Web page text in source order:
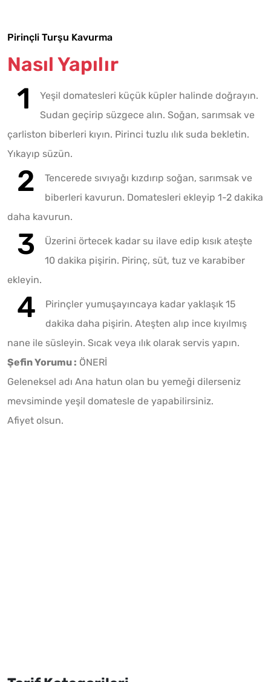
Pirinçli Turşu Kavurma
Nasıl Yapılır
Yeşil domatesleri küçük küpler halinde doğrayın.
Sudan geçirip süzgece alın. Soğan, sarımsak ve
çarliston biberleri kıyın. Pirinci tuzlu ılık suda bekletin.
Yıkayıp süzün.
Tencerede sıvıyağı kızdırıp soğan, sarımsak ve
biberleri kavurun. Domatesleri ekleyip 1-2 dakika
daha kavurun.
Üzerini örtecek kadar su ilave edip kısık ateşte
10 dakika pişirin. Pirinç, süt, tuz ve karabiber
ekleyin.
Pirinçler yumuşayıncaya kadar yaklaşık 15
dakika daha pişirin. Ateşten alıp ince kıyılmış
nane ile süsleyin. Sıcak veya ılık olarak servis yapın.
Şefin Yorumu : ÖNERİ
Geleneksel adı Ana hatun olan bu yemeği dilerseniz
mevsiminde yeşil domatesle de yapabilirsiniz.
Afiyet olsun.